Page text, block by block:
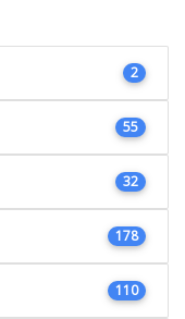
2
55
32
178
110